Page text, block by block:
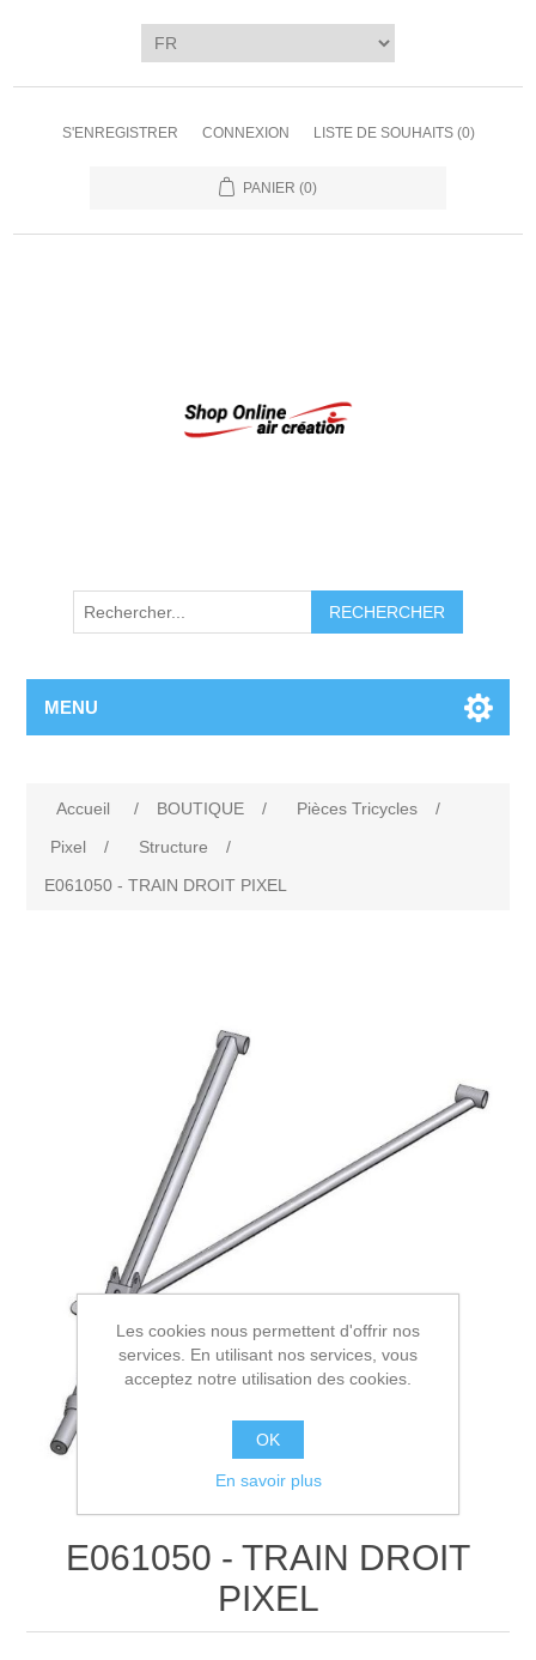
S'ENREGISTRER CONNEXION LISTE DE SOUHAITS (0)
PANIER (0)
RECHERCHER
MENU
Accueil / BOUTIQUE / Pièces Tricycles
/
Pixel
/ Structure
/
E061050 - TRAIN DROIT PIXEL
E061050 - TRAIN DROIT
PIXEL
Les cookies nous permettent d'offrir nos
services. En utilisant nos services, vous
acceptez notre utilisation des cookies.
OK
En savoir plus